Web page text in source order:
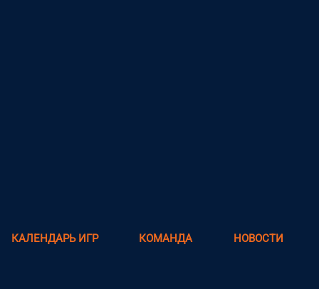
КАЛЕНДАРЬ ИГР КОМАНДА НОВОСТИ